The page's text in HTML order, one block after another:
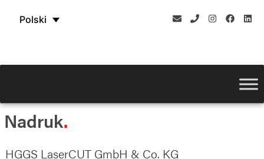
Polski
Nadruk
HGGS LaserCUT GmbH & Co. KG